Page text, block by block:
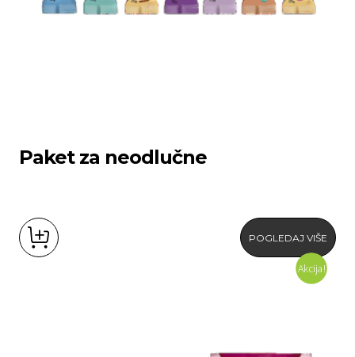
Paket za neodlučne
POGLEDAJ VIŠE
Akcija!